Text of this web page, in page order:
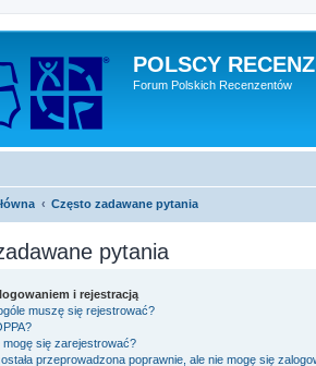
POLSCY
Forum Polskich Recenzentów
Często zadawane pytania
pytania
i rejestracją
muszę się rejestrować?
mogę się zarejestrować?
przeprowadzona poprawnie, ale nie mogę się